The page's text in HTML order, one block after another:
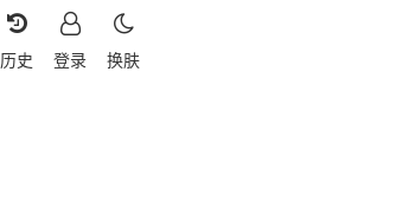
换肤
登录
历史